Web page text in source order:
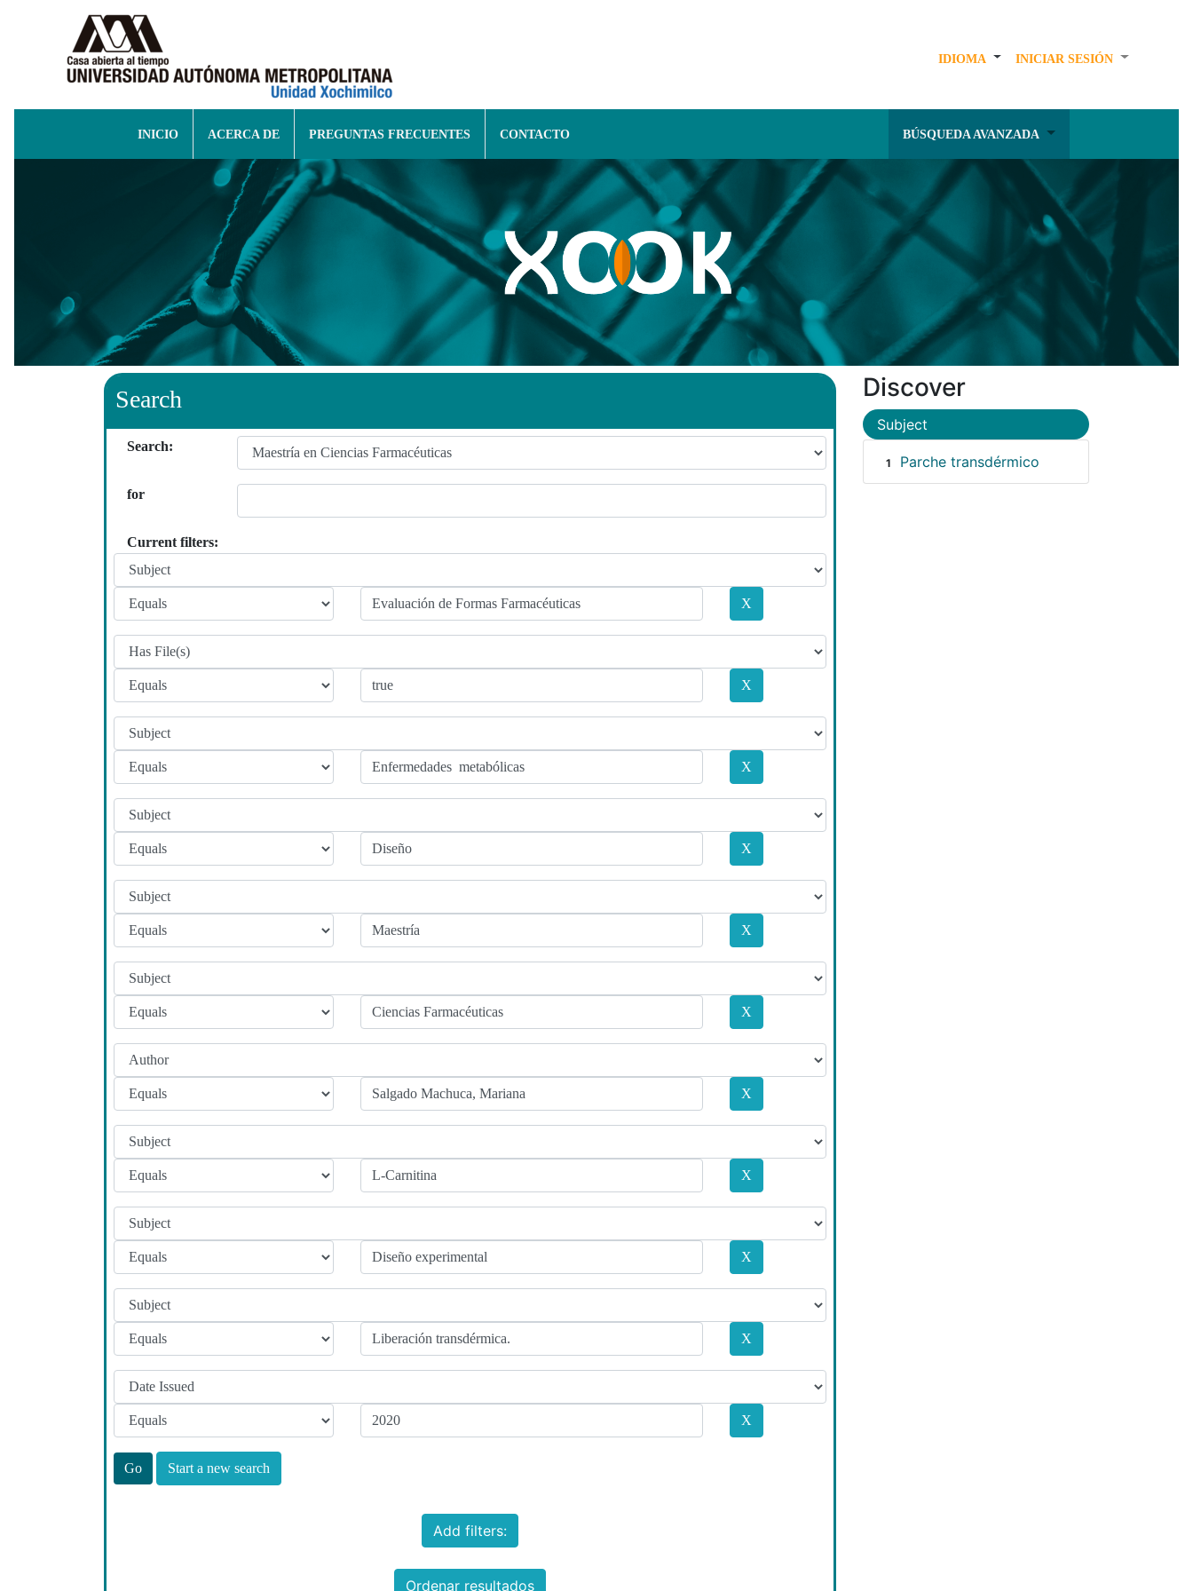
IDIOMA INICIAR SESIÓN
INICIO ACERCA DE PREGUNTAS FRECUENTES CONTACTO BÚSQUEDA AVANZADA
Search
Search:
for
Current filters:
Start a new search
Add filters:
Ordenar resultados
Discover
Subject
1 Parche transdérmico